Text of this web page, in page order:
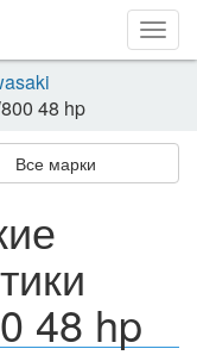
48 hp
Все марки
48 hp